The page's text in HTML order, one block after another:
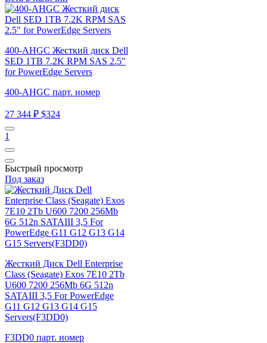
400-AHGC Жесткий диск Dell
SED 1TB 7.2K RPM SAS 2.5"
for PowerEdge Servers
400-AHGC парт. номер
27 344 ₽ $324
1
Быстрый просмотр
Под заказ
Жесткий Диск Dell Enterprise
Class (Seagate) Exos 7E10 2Tb
U600 7200 256Mb 6G 512n
SATAIII 3,5 For PowerEdge
G11 G12 G13 G14 G15
Servers(F3DD0)
F3DD0 парт. номер